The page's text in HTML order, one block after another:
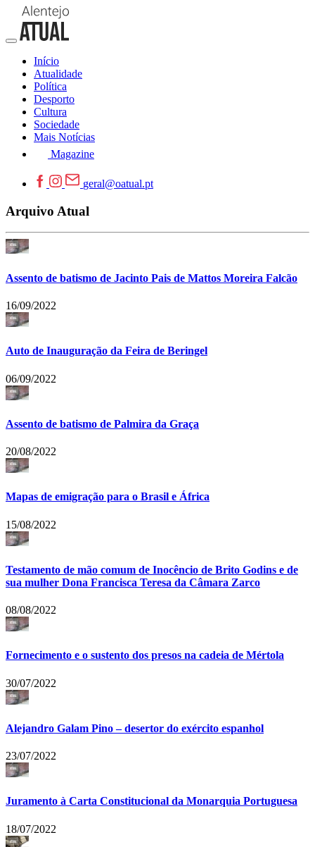
Início
Atualidade
Política
Desporto
Cultura
Sociedade
Mais Notícias
Magazine
geral@oatual.pt
Arquivo Atual
Assento de batismo de Jacinto Pais de Mattos Moreira Falcão
16/09/2022
Auto de Inauguração da Feira de Beringel
06/09/2022
Assento de batismo de Palmira da Graça
20/08/2022
Mapas de emigração para o Brasil e África
15/08/2022
Testamento de mão comum de Inocêncio de Brito Godins e de
sua mulher Dona Francisca Teresa da Câmara Zarco
08/08/2022
Fornecimento e o sustento dos presos na cadeia de Mértola
30/07/2022
Alejandro Galam Pino – desertor do exército espanhol
23/07/2022
Juramento à Carta Constitucional da Monarquia Portuguesa
18/07/2022